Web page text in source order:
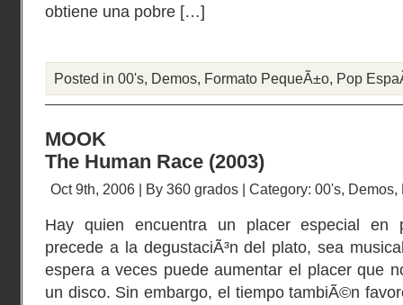
obtiene una pobre […]
Posted in 00's, Demos, Formato PequeÃ±o, Pop
MOOK
The Human Race (2003)
Oct 9th, 2006 | By 360 grados | Category: 00's, Demos,
Hay quien encuentra un placer especial en
precede a la degustaciÃ³n del plato, sea
espera a veces puede aumentar el placer que
un disco. Sin embargo, el tiempo tambiÃ©n